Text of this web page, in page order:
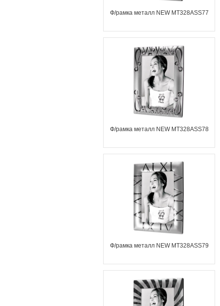
Ф/рамка металл NEW MT328ASS77
Ф/рамка металл NEW MT328ASS78
Ф/рамка металл NEW MT328ASS79